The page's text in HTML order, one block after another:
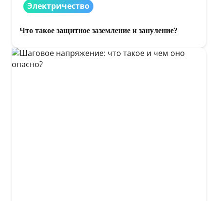
Электричество
Что такое защитное заземление и зануление?